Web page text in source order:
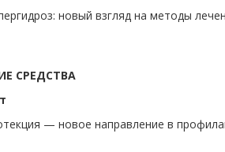
новый взгляд на методы
СРЕДСТВА
— новое направление в